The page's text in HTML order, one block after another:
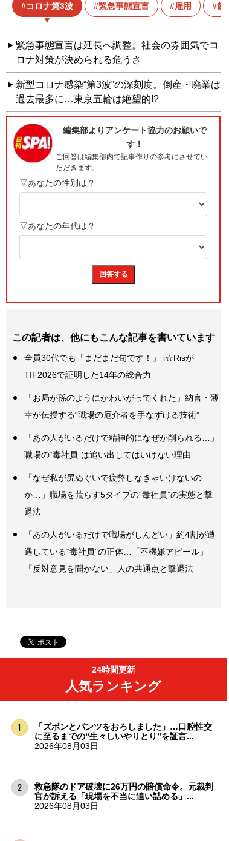
コロナ第3波 緊急事態宣言 雇用 飲
緊急事態宣言は延長へ調整。社会の雰囲気でコ
ロナ対策が決められる危うさ
新型コロナ感染“第3波”の深刻度。倒産・廃業は
過去最多に…東京五輪は絶望的!?
この記者は、他にもこんな記事を書いています
全員30代でも「まだまだ旬です！」 i☆Risが
TIF2026で証明した14年の総合力
「お局が孫のようにかわいがってくれた」納言・薄
幸が伝授する“職場の厄介者を手なずける技術”
「あの人がいるだけで精神的になぜか削られる…」
職場の“毒社員”は追い出してはいけない理由
「なぜ私が尻ぬぐいで疲弊しなきゃいけないの
か…」職場を荒らす5タイプの“毒社員”の実態と撃
退法
「あの人がいるだけで職場がしんどい」約4割が遭
遇している“毒社員”の正体…「不機嫌アピール」
「反対意見を聞かない」人の共通点と撃退法
24時間更新
人気ランキング
「ズボンとパンツをおろしました」…口腔性交
に至るまでの“生々しいやりとり”を証言...
2026年08月03日
救急隊のドア破壊に26万円の賠償命令。元裁判
官が訴える「現場を不当に追い詰める」...
2026年08月03日